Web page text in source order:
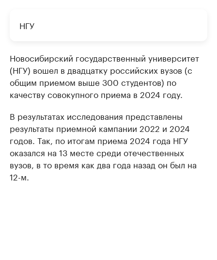
НГУ
Новосибирский государственный университет
(НГУ) вошел в двадцатку российских вузов (с
общим приемом выше 300 студентов) по
качеству совокупного приема в 2024 году.
В результатах исследования представлены
результаты приемной кампании 2022 и 2024
годов. Так, по итогам приема 2024 года НГУ
оказался на 13 месте среди отечественных
вузов, в то время как два года назад он был на
12-м.